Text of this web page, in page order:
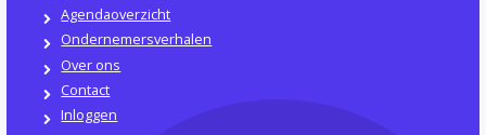
Agendaoverzicht
Ondernemersverhalen
Over ons
Contact
Inloggen